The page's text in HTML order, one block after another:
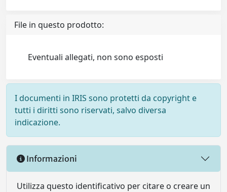
File in questo prodotto:
Eventuali allegati, non sono esposti
I documenti in IRIS sono protetti da copyright e
tutti i diritti sono riservati, salvo diversa
indicazione.
Informazioni
Utilizza questo identificativo per citare o creare un